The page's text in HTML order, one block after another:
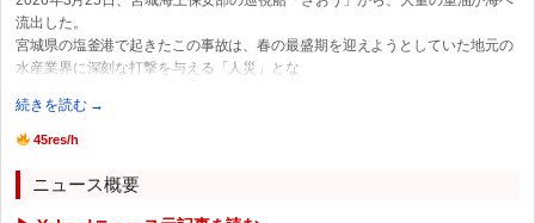
流出した。
宮城県の塩釜港で起きたこの事故は、春の最盛期を迎えようとしていた地元の
水産業界に深刻な打撃を与える「人災」とな
続きを読む →
45res/h
ニュース概要